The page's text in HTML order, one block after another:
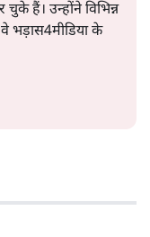
हैं। उन्होंने विभिन्न
भड़ास4मीडिया के